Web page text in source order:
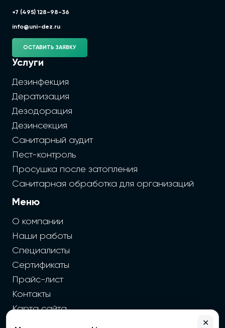
+7 (495) 128-98-36
info@uni-dez.ru
ОСТАВИТЬ ЗАЯВКУ
Услуги
Дезинфекция
Дератизация
Дезодорация
Дезинсекция
Санитарный аудит
Пест-контроль
Просушка после затопления
Санитарная обработка для организаций
Меню
О компании
Наши работы
Специалисты
Сертификаты
Прайс-лист
Контакты
Карта сайта
✕